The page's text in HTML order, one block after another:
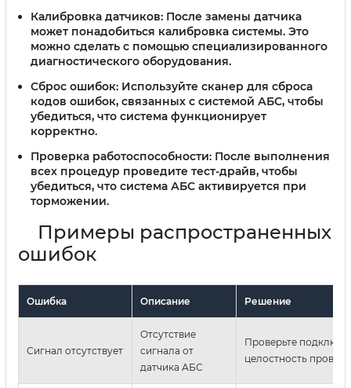
Калибровка датчиков: После замены датчика
может понадобиться калибровка системы. Это
можно сделать с помощью специализированного
диагностического оборудования.
Сброс ошибок: Используйте сканер для сброса
кодов ошибок, связанных с системой АБС, чтобы
убедиться, что система функционирует
корректно.
Проверка работоспособности: После выполнения
всех процедур проведите тест-драйв, чтобы
убедиться, что система АБС активируется при
торможении.
Примеры распространенных
ошибок
Ошибка Описание Решение
Сигнал отсутствует
Отсутствие
сигнала от
датчика АБС
Проверьте
целостность